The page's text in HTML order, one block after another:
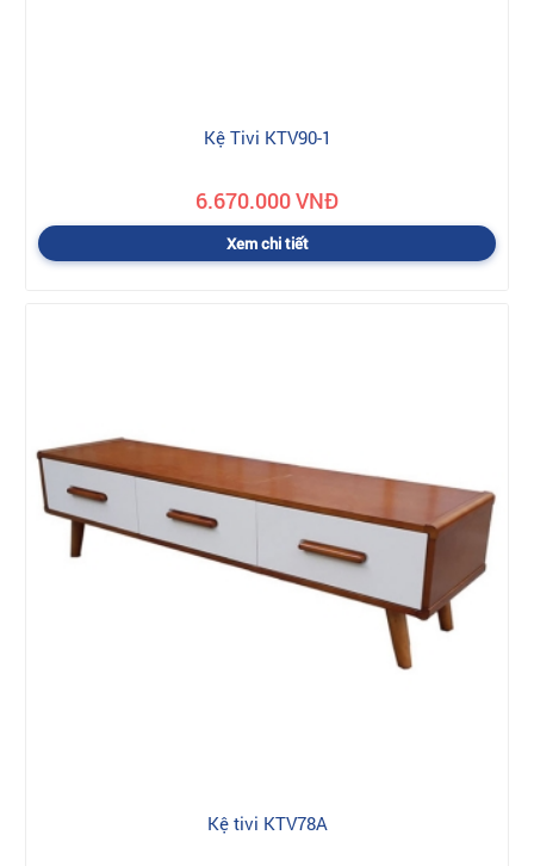
Kệ Tivi KTV90-1
6.670.000 VNĐ
Xem chi tiết
Kệ tivi KTV78A